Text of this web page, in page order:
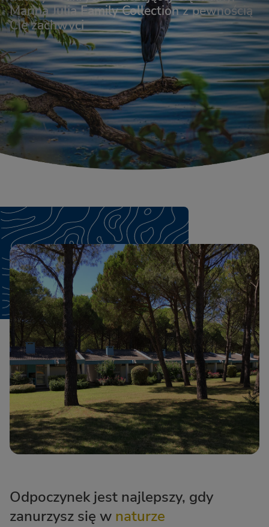
Marina Julia Family Collection z pewnością
Cię zachwyci
Odpoczynek jest najlepszy, gdy
zanurzysz się w naturze